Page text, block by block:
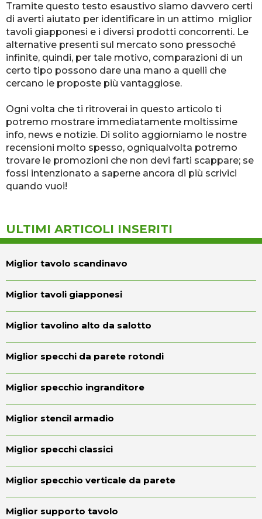
Tramite questo testo esaustivo siamo davvero certi
di averti aiutato per identificare in un attimo miglior
tavoli giapponesi e i diversi prodotti concorrenti. Le
alternative presenti sul mercato sono pressoché
infinite, quindi, per tale motivo, comparazioni di un
certo tipo possono dare una mano a quelli che
cercano le proposte più vantaggiose.
Ogni volta che ti ritroverai in questo articolo ti
potremo mostrare immediatamente moltissime
info, news e notizie. Di solito aggiorniamo le nostre
recensioni molto spesso, ogniqualvolta potremo
trovare le promozioni che non devi farti scappare; se
fossi intenzionato a saperne ancora di più scrivici
quando vuoi!
ULTIMI ARTICOLI INSERITI
Miglior tavolo scandinavo
Miglior tavoli giapponesi
Miglior tavolino alto da salotto
Miglior specchi da parete rotondi
Miglior specchio ingranditore
Miglior stencil armadio
Miglior specchi classici
Miglior specchio verticale da parete
Miglior supporto tavolo